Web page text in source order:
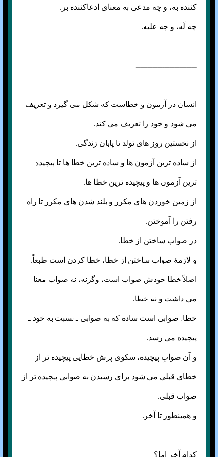
کننده به، و چه مدعی به معنای ادعاکننده بر.
چه لَه، و چه علیه.
ـــــــــــــــــــــــــ
انسان در آزمون و خطاست که شکل می گیرد و تعریف
می شود و خود را تعریف می کند.
از نخستین روز های تولد تا پایان زندگی.
از ساده ترین آزمون ها و ساده ترین خطا ها تا پیچیده
ترین آزمون ها و پیچیده ترین خطا ها.
از زمین خوردن های مکرر و بلند شدن های مکرر تا راه
رفتن را آموختن.
در صواب ساختن از خطا.
و لازمهٔ صواب ساختن از خطا، خطا کردن است طبعاً.
اصلاً خطا خودش صواب است، وگرنه، نه صواب معنا
می داشت و نه خطا.
خطا، صوابی است ساده که به صوابی ـ نسبت به خود ـ
پیچیده می رسد.
و آن صوابِ پیچیده، سکوی پرش خطایی پیچیده تر از
خطای قبلی می شود برای رسیدن به صوابی پیچیده تر از
صواب قبلی.
و همینطور تا آخر.
کدام آخر اما؟